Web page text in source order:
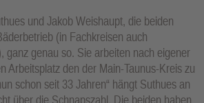
und Jakob Weishaupt, die beiden
(in Fachkreisen auch
ganz genau so. Sie arbeiten nach eigener
Arbeitsplatz den der Main-Taunus-Kreis zu
schon seit 33 Jahren“ hängt Suthues an
über die Schnapszahl. Die beiden haben